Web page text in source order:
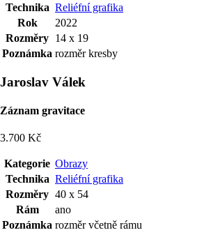
Technika Reliéfní grafika
Rok
2022
Rozměry 14 x 19
Poznámka rozměr kresby
Jaroslav Válek
Záznam gravitace
3.700 Kč
Kategorie Obrazy
Technika Reliéfní grafika
Rozměry 40 x 54
Rám
ano
Poznámka rozměr včetně rámu